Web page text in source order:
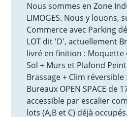
Nous sommes en Zone
LIMOGES. Nous y louons,
Commerce avec Parking
LOT dit 'D', actuellement
livré en finition : Moquette
Sol + Murs et Plafond
Brassage + Clim
Bureaux OPEN SPACE de
accessible par escalier
lots (A,B et C) déjà